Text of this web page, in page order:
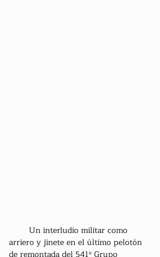
arriero y jinete en el último pelotón